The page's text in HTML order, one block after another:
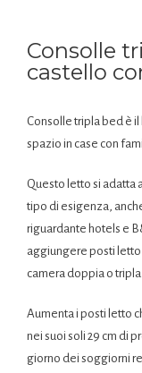
Consolle
castello
Consolle tripla bed è
spazio in case con
Questo letto si adatta
tipo di esigenza,
riguardante hotels e
aggiungere posti letto
camera doppia o tripla.
Aumenta i posti letto
nei suoi soli 29 cm di
giorno dei soggiorni